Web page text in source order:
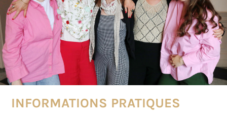
INFORMATIONS PRATIQUES